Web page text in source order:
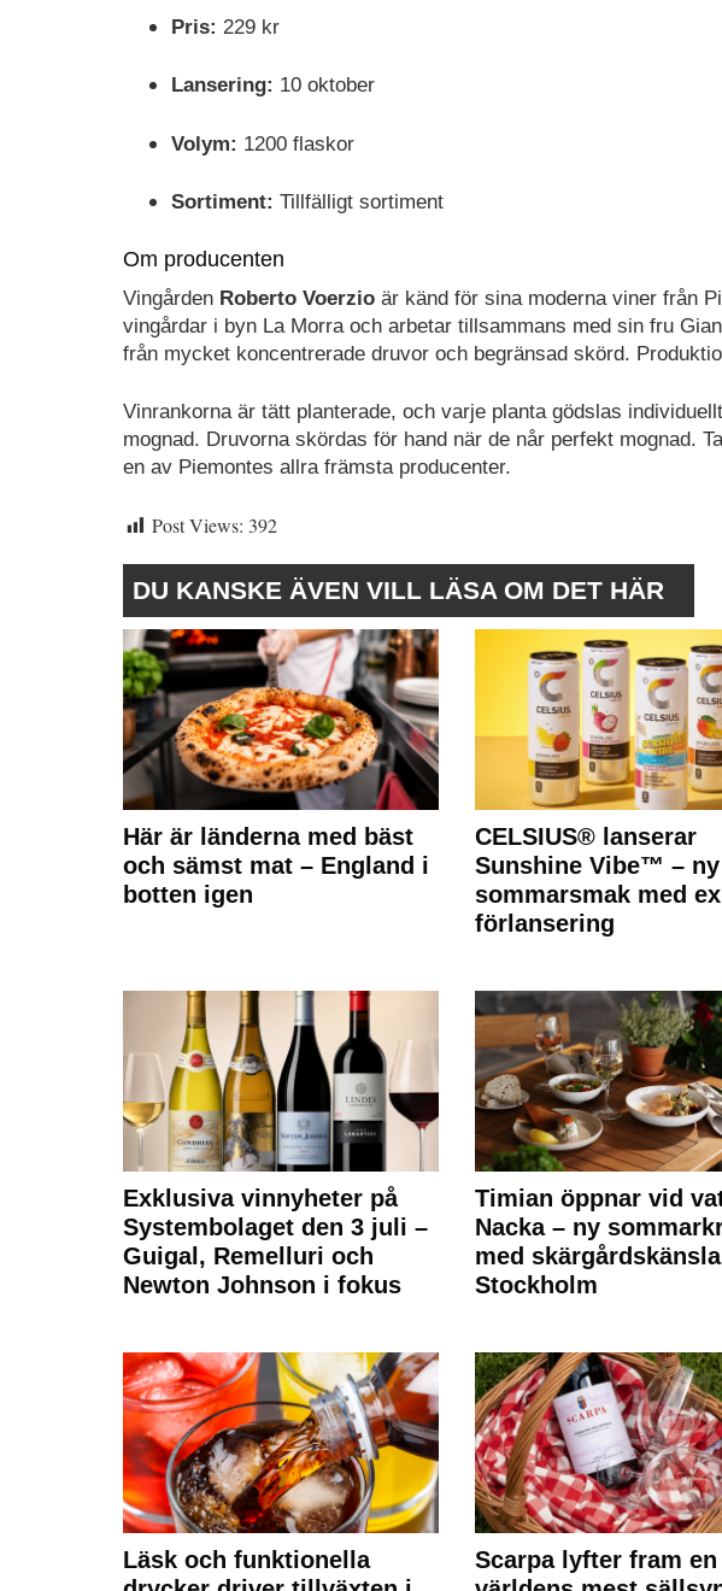
Pris: 229 kr
Lansering: 10 oktober
Volym: 1200 flaskor
Sortiment: Tillfälligt sortiment
Om producenten
Vingården Roberto Voerzio är känd för sina moderna viner från
vingårdar i byn La Morra och arbetar tillsammans med sin fru
från mycket koncentrerade druvor och begränsad skörd.
Vinrankorna är tätt planterade, och varje planta gödslas
mognad. Druvorna skördas för hand när de når perfekt mognad.
en av Piemontes allra främsta producenter.
Post Views: 392
DU KANSKE ÄVEN VILL LÄSA OM DET HÄR
Här är länderna med bäst
och sämst mat – England i
botten igen
CELSIUS® lanserar
Sunshine Vibe™ – ny
sommarsmak med
förlansering
Exklusiva vinnyheter på
Systembolaget den 3 juli –
Guigal, Remelluri och
Newton Johnson i fokus
Timian öppnar vid
Nacka – ny
med
Stockholm
Läsk och funktionella
Scarpa lyfter fram en